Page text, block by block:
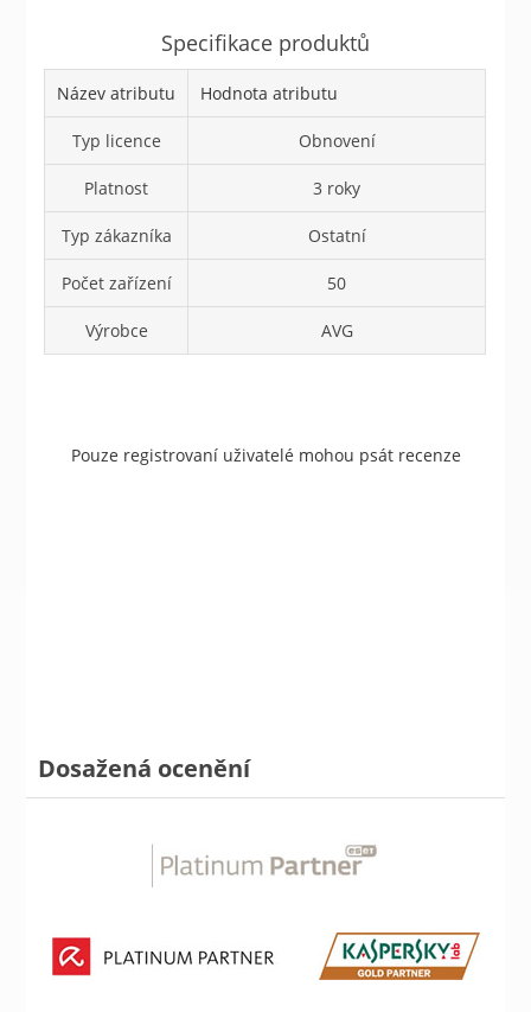
Specifikace produktů
Název atributu Hodnota atributu
Typ licence Obnovení
Platnost 3 roky
Typ zákazníka Ostatní
Počet zařízení 50
Výrobce AVG
Pouze registrovaní uživatelé mohou psát recenze
Dosažená ocenění